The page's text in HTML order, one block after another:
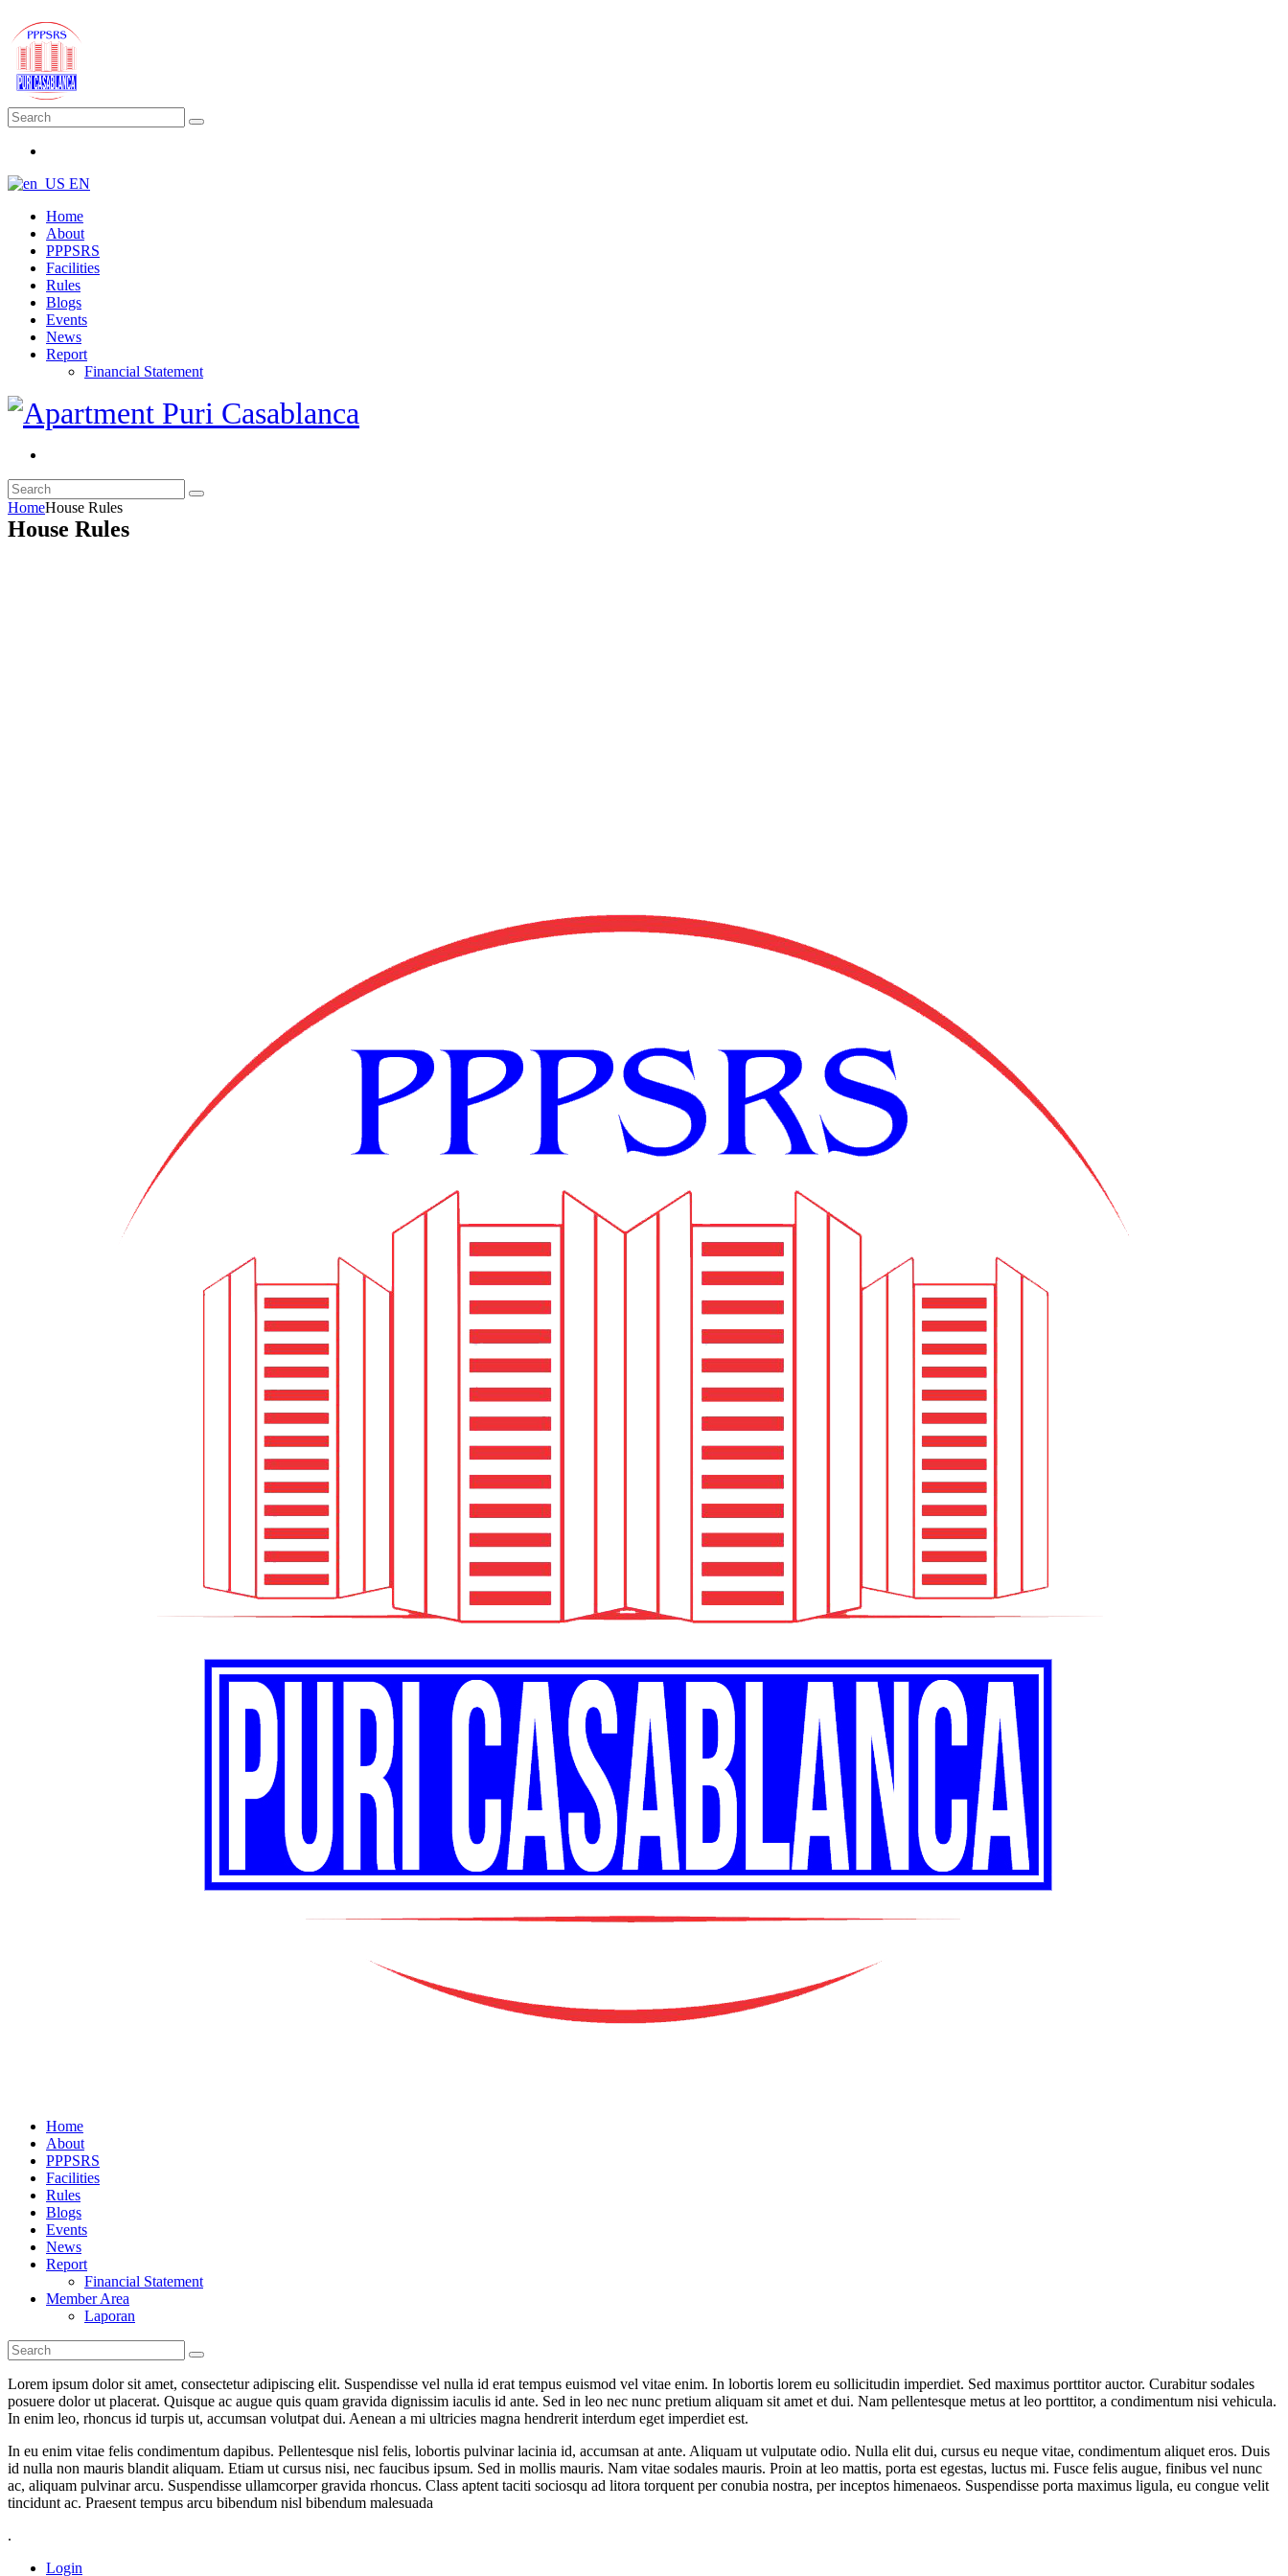
EN
Home
About
PPPSRS
Facilities
Rules
Blogs
Events
News
Report
Financial Statement
HomeHouse Rules
House Rules
Home
About
PPPSRS
Facilities
Rules
Blogs
Events
News
Report
Financial Statement
Member Area
Laporan
Lorem ipsum dolor sit amet, consectetur adipiscing elit. Suspendisse vel nulla id erat tempus euismod vel vitae enim. In lobortis lorem eu sollicitudin imperdiet. Sed maximus porttitor auctor. Curabitur sodales
posuere dolor ut placerat. Quisque ac augue quis quam gravida dignissim iaculis id ante. Sed in leo nec nunc pretium aliquam sit amet et dui. Nam pellentesque metus at leo porttitor, a condimentum nisi vehicula.
In enim leo, rhoncus id turpis ut, accumsan volutpat dui. Aenean a mi ultricies magna hendrerit interdum eget imperdiet est.
In eu enim vitae felis condimentum dapibus. Pellentesque nisl felis, lobortis pulvinar lacinia id, accumsan at ante. Aliquam ut vulputate odio. Nulla elit dui, cursus eu neque vitae, condimentum aliquet eros. Duis
id nulla non mauris blandit aliquam. Etiam ut cursus nisi, nec faucibus ipsum. Sed in mollis mauris. Nam vitae sodales mauris. Proin at leo mattis, porta est egestas, luctus mi. Fusce felis augue, finibus vel nunc
ac, aliquam pulvinar arcu. Suspendisse ullamcorper gravida rhoncus. Class aptent taciti sociosqu ad litora torquent per conubia nostra, per inceptos himenaeos. Suspendisse porta maximus ligula, eu congue velit
tincidunt ac. Praesent tempus arcu bibendum nisl bibendum malesuada
.
Login